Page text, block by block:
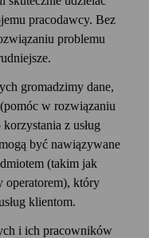
naszych usług.
może być
F‑Secure lub przez
oszukańczym,
i działaniom
podmiotów oraz
przepisów i
pracodawcy. Bez
problemu
gromadzimy dane,
w rozwiązaniu
z usług
być nawiązywane
(takim jak
operatorem), który
klientom.
i ich pracowników